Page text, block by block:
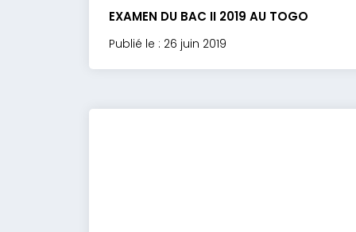
EXAMEN DU BAC II 2019 AU TOGO
Publié le : 26 juin 2019